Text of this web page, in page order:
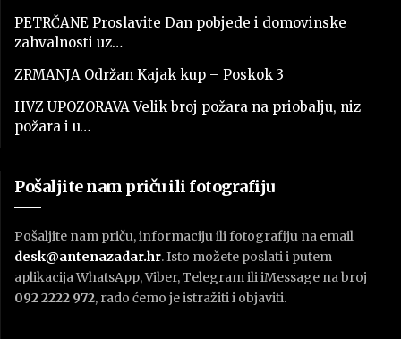
PETRČANE Proslavite Dan pobjede i domovinske
zahvalnosti uz…
ZRMANJA Održan Kajak kup – Poskok 3
HVZ UPOZORAVA Velik broj požara na priobalju, niz
požara i u…
Pošaljite nam priču ili fotografiju
Pošaljite nam priču, informaciju ili fotografiju na email
desk@antenazadar.hr. Isto možete poslati i putem
aplikacija WhatsApp, Viber, Telegram ili iMessage na broj
092 2222 972, rado ćemo je istražiti i objaviti.